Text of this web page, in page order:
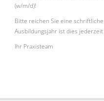
(w/m/d)!
Bitte reichen Sie eine
Ausbildungsjahr ist dies
Ihr Praxisteam